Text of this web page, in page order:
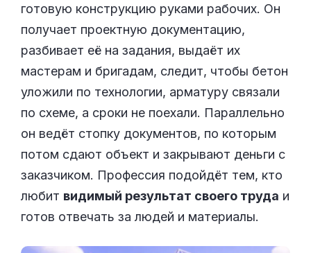
готовую конструкцию руками рабочих. Он
получает проектную документацию,
разбивает её на задания, выдаёт их
мастерам и бригадам, следит, чтобы бетон
уложили по технологии, арматуру связали
по схеме, а сроки не поехали. Параллельно
он ведёт стопку документов, по которым
потом сдают объект и закрывают деньги с
заказчиком. Профессия подойдёт тем, кто
любит видимый результат своего труда и
готов отвечать за людей и материалы.